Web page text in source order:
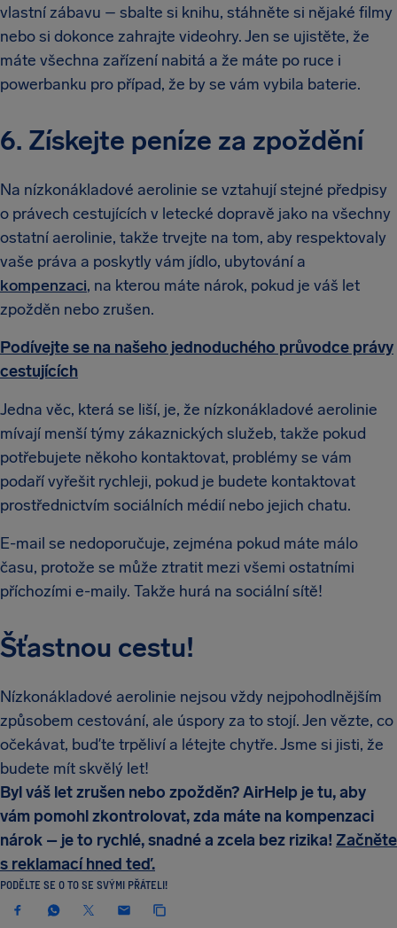
vlastní zábavu – sbalte si knihu, stáhněte si nějaké filmy
nebo si dokonce zahrajte videohry. Jen se ujistěte, že
máte všechna zařízení nabitá a že máte po ruce i
powerbanku pro případ, že by se vám vybila baterie.
6. Získejte peníze za zpoždění
Na nízkonákladové aerolinie se vztahují stejné předpisy
o právech cestujících v letecké dopravě jako na všechny
ostatní aerolinie, takže trvejte na tom, aby respektovaly
vaše práva a poskytly vám jídlo, ubytování a
kompenzaci, na kterou máte nárok, pokud je váš let
zpožděn nebo zrušen.
Podívejte se na našeho jednoduchého průvodce právy
cestujících
Jedna věc, která se liší, je, že nízkonákladové aerolinie
mívají menší týmy zákaznických služeb, takže pokud
potřebujete někoho kontaktovat, problémy se vám
podaří vyřešit rychleji, pokud je budete kontaktovat
prostřednictvím sociálních médií nebo jejich chatu.
E-mail se nedoporučuje, zejména pokud máte málo
času, protože se může ztratit mezi všemi ostatními
příchozími e-maily. Takže hurá na sociální sítě!
Šťastnou cestu!
Nízkonákladové aerolinie nejsou vždy nejpohodlnějším
způsobem cestování, ale úspory za to stojí. Jen vězte, co
očekávat, buďte trpěliví a létejte chytře. Jsme si jisti, že
budete mít skvělý let!
Byl váš let zrušen nebo zpožděn? AirHelp je tu, aby
vám pomohl zkontrolovat, zda máte na kompenzaci
nárok – je to rychlé, snadné a zcela bez rizika! Začněte
s reklamací hned teď.
PODĚLTE SE O TO SE SVÝMI PŘÁTELI!